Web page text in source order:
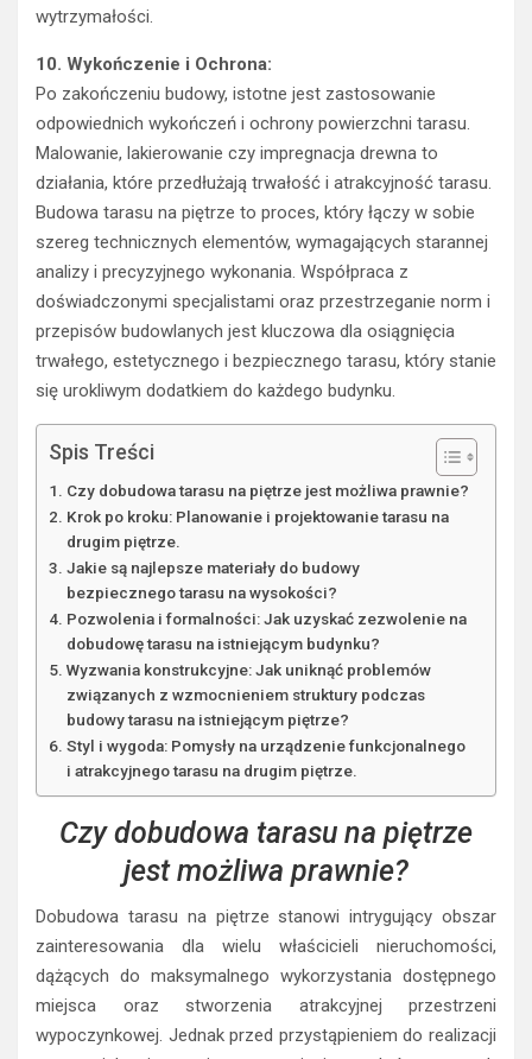
wytrzymałości.
10. Wykończenie i Ochrona:
Po zakończeniu budowy, istotne jest zastosowanie
odpowiednich wykończeń i ochrony powierzchni tarasu.
Malowanie, lakierowanie czy impregnacja drewna to
działania, które przedłużają trwałość i atrakcyjność tarasu.
Budowa tarasu na piętrze to proces, który łączy w sobie
szereg technicznych elementów, wymagających starannej
analizy i precyzyjnego wykonania. Współpraca z
doświadczonymi specjalistami oraz przestrzeganie norm i
przepisów budowlanych jest kluczowa dla osiągnięcia
trwałego, estetycznego i bezpiecznego tarasu, który stanie
się urokliwym dodatkiem do każdego budynku.
Spis Treści
Czy dobudowa tarasu na piętrze jest możliwa prawnie?
Krok po kroku: Planowanie i projektowanie tarasu na
drugim piętrze.
Jakie są najlepsze materiały do budowy
bezpiecznego tarasu na wysokości?
Pozwolenia i formalności: Jak uzyskać zezwolenie na
dobudowę tarasu na istniejącym budynku?
Wyzwania konstrukcyjne: Jak uniknąć problemów
związanych z wzmocnieniem struktury podczas
budowy tarasu na istniejącym piętrze?
Styl i wygoda: Pomysły na urządzenie funkcjonalnego
i atrakcyjnego tarasu na drugim piętrze.
Czy dobudowa tarasu na piętrze
jest możliwa prawnie?
Dobudowa tarasu na piętrze stanowi intrygujący obszar
zainteresowania dla wielu właścicieli nieruchomości,
dążących do maksymalnego wykorzystania dostępnego
miejsca oraz stworzenia atrakcyjnej przestrzeni
wypoczynkowej. Jednak przed przystąpieniem do realizacji